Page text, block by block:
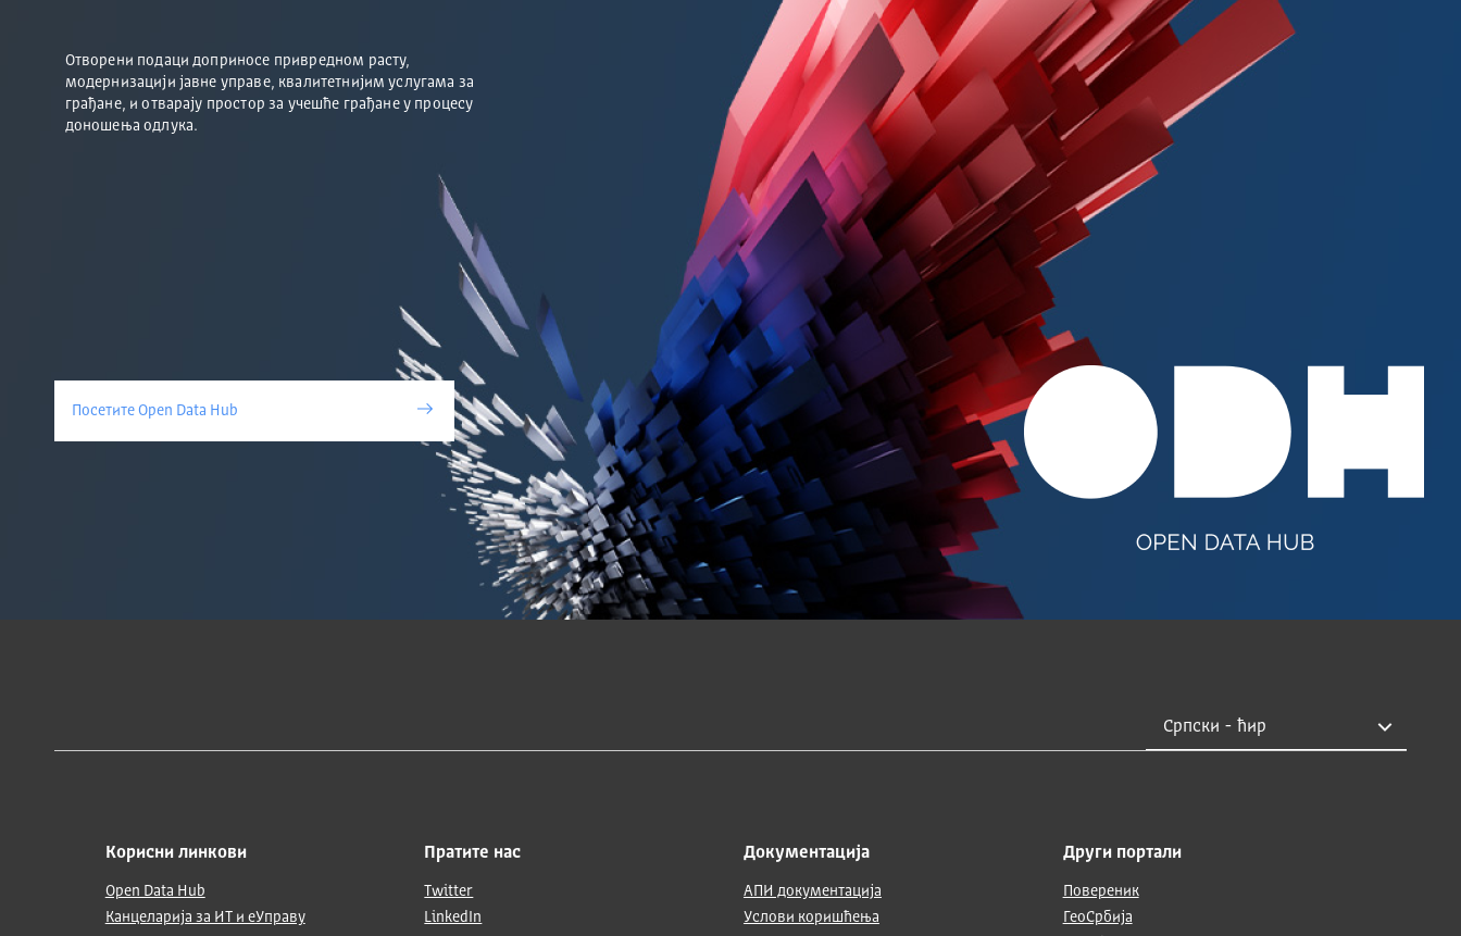
Отворени подаци доприносе привредном расту,
модернизацији јавне управе, квалитетнијим услугама за
грађане, и отварају простор за учешће грађане у процесу
доношења одлука.
Посетите Open Data Hub
Корисни линкови
Open Data Hub
Канцеларија за ИТ и еУправу
Пратите нас
Twitter
LinkedIn
Документација
АПИ документација
Услови коришћења
Други портали
Повереник
ГеоСрбија